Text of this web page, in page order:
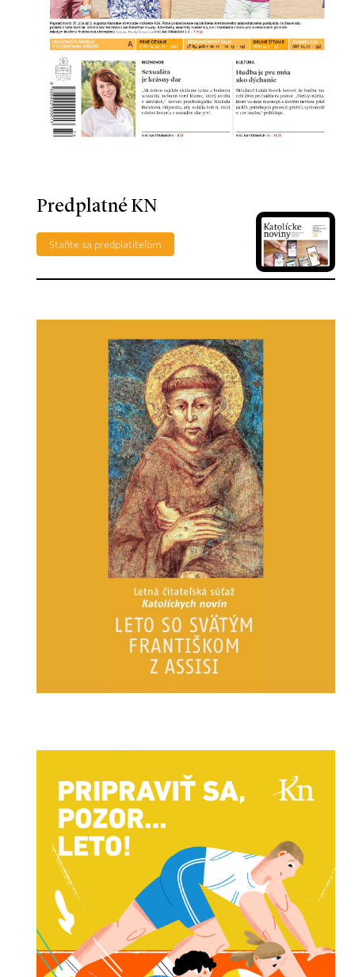
Predplatné KN
Staňte sa predplatiteľom